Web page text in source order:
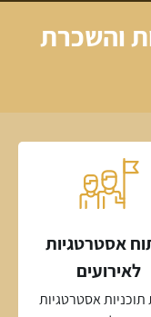
והשכרת
אסטרטגיות
לאירועים
תוכניות אסטרטגיות